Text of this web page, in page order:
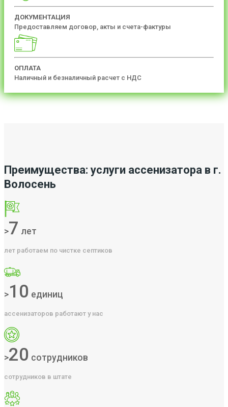
ДОКУМЕНТАЦИЯ
Предоставляем договор, акты и счета-фактуры
ОПЛАТА
Наличный и безналичный расчет с НДС
Преимущества: услуги ассенизатора в г.
Волосень
>7 лет
лет работаем по чистке септиков
>10 единиц
ассенизаторов работают у нас
>20 сотрудников
сотрудников в штате